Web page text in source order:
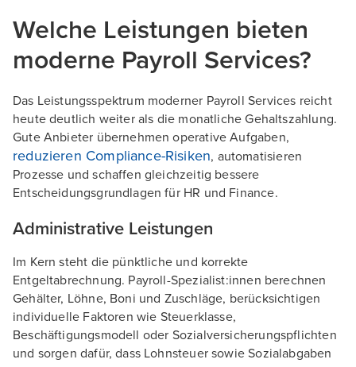
Welche Leistungen bieten
moderne Payroll Services?
Das Leistungsspektrum moderner Payroll Services reicht
heute deutlich weiter als die monatliche Gehaltszahlung.
Gute Anbieter übernehmen operative Aufgaben,
reduzieren Compliance-Risiken, automatisieren
Prozesse und schaffen gleichzeitig bessere
Entscheidungsgrundlagen für HR und Finance.
Administrative Leistungen
Im Kern steht die pünktliche und korrekte
Entgeltabrechnung. Payroll-Spezialist:innen berechnen
Gehälter, Löhne, Boni und Zuschläge, berücksichtigen
individuelle Faktoren wie Steuerklasse,
Beschäftigungsmodell oder Sozialversicherungspflichten
und sorgen dafür, dass Lohnsteuer sowie Sozialabgaben